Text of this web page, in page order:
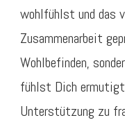
wohlfühlst und das
Zusammenarbeit
Wohlbefinden,
fühlst Dich
Unterstützung zu